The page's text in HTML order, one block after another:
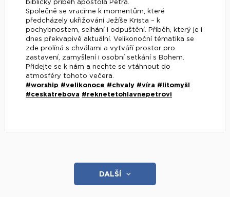
biblický příběh apoštola Petra.
Společně se vracíme k momentům, které
předcházely ukřižování Ježíše Krista – k
pochybnostem, selhání i odpuštění. Příběh, který je i
dnes překvapivě aktuální. Velikonoční tématika se
zde prolíná s chválami a vytváří prostor pro
zastavení, zamyšlení i osobní setkání s Bohem.
Přidejte se k nám a nechte se vtáhnout do
atmosféry tohoto večera.
#worship #velikonoce #chvaly #víra #litomyšl
#ceskatrebova #reknetetohlavnepetrovi
DALŠÍ